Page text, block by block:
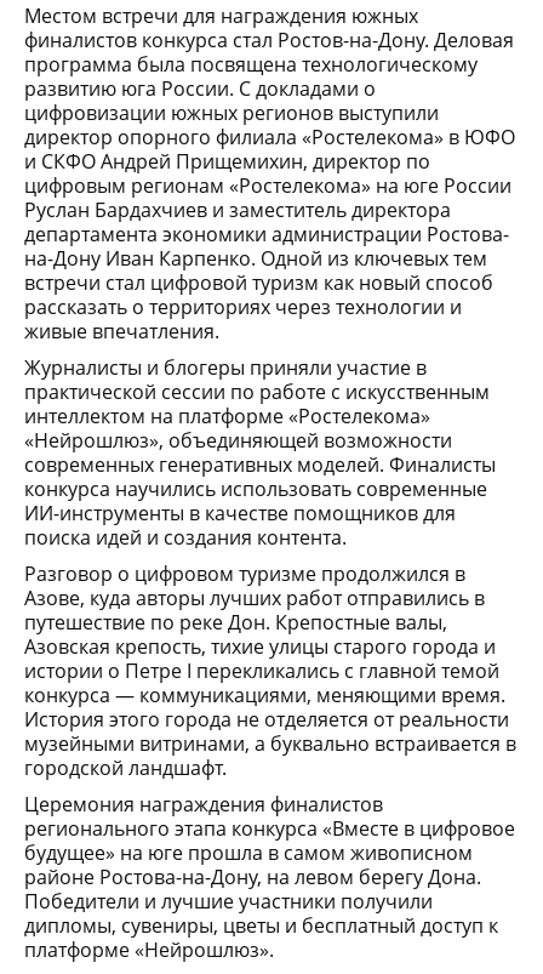
Местом встречи для награждения южных
финалистов конкурса стал Ростов-на-Дону. Деловая
программа была посвящена технологическому
развитию юга России. С докладами о
цифровизации южных регионов выступили
директор опорного филиала «Ростелекома» в ЮФО
и СКФО Андрей Прищемихин, директор по
цифровым регионам «Ростелекома» на юге России
Руслан Бардахчиев и заместитель директора
департамента экономики администрации Ростова-
на-Дону Иван Карпенко. Одной из ключевых тем
встречи стал цифровой туризм как новый способ
рассказать о территориях через технологии и
живые впечатления.
Журналисты и блогеры приняли участие в
практической сессии по работе с искусственным
интеллектом на платформе «Ростелекома»
«Нейрошлюз», объединяющей возможности
современных генеративных моделей. Финалисты
конкурса научились использовать современные
ИИ-инструменты в качестве помощников для
поиска идей и создания контента.
Разговор о цифровом туризме продолжился в
Азове, куда авторы лучших работ отправились в
путешествие по реке Дон. Крепостные валы,
Азовская крепость, тихие улицы старого города и
истории о Петре I перекликались с главной темой
конкурса — коммуникациями, меняющими время.
История этого города не отделяется от реальности
музейными витринами, а буквально встраивается в
городской ландшафт.
Церемония награждения финалистов
регионального этапа конкурса «Вместе в цифровое
будущее» на юге прошла в самом живописном
районе Ростова-на-Дону, на левом берегу Дона.
Победители и лучшие участники получили
дипломы, сувениры, цветы и бесплатный доступ к
платформе «Нейрошлюз».